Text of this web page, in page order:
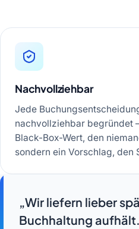
Nachvollziehbar
Jede
nachvollziehbar begründet
Black-Box-Wert, den
sondern ein Vorschlag, den
„Wir liefern lieber
Buchhaltung